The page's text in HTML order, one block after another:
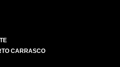
CARRASCO